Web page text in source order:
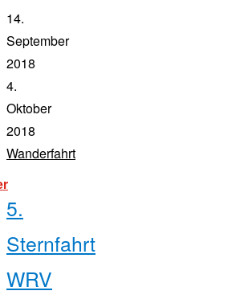
14.
September
2018
4.
Oktober
2018
Wanderfahrt
"ruderwoche
kärntner
seen
2018"
5.
Sternfahrt
WRV